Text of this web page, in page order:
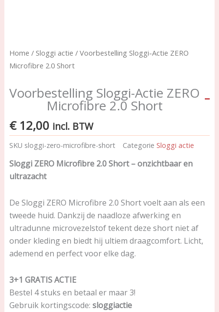
Home / Sloggi actie / Voorbestelling Sloggi-Actie ZERO
Microfibre 2.0 Short
Voorbestelling Sloggi-Actie ZERO
Microfibre 2.0 Short
€12,00 incl. BTW
SKU sloggi-zero-microfibre-short Categorie Sloggi actie
Sloggi ZERO Microfibre 2.0 Short – onzichtbaar en
ultrazacht
De Sloggi ZERO Microfibre 2.0 Short voelt aan als een
tweede huid. Dankzij de naadloze afwerking en
ultradunne microvezelstof tekent deze short niet af
onder kleding en biedt hij ultiem draagcomfort. Licht,
ademend en perfect voor elke dag.
3+1 GRATIS ACTIE
Bestel 4 stuks en betaal er maar 3!
Gebruik kortingscode: sloggiactie